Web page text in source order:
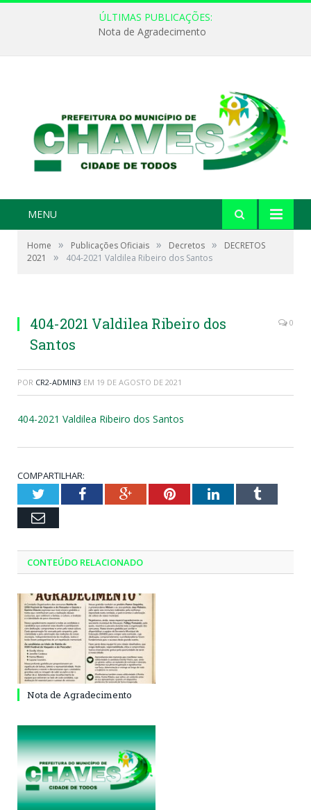
ÚLTIMAS PUBLICAÇÕES:
Nota de Agradecimento
MENU
Home » Publicações Oficiais » Decretos »
DECRETOS
2021
» 404-2021 Valdilea Ribeiro dos Santos
404-2021 Valdilea Ribeiro dos
Santos
0
POR CR2-ADMIN3 EM 19 DE AGOSTO DE 2021
404-2021 Valdilea Ribeiro dos Santos
COMPARTILHAR:
TwitterFacebookGoogle+PinterestLinkedInTumblr
Email
CONTEÚDO RELACIONADO
Nota de Agradecimento